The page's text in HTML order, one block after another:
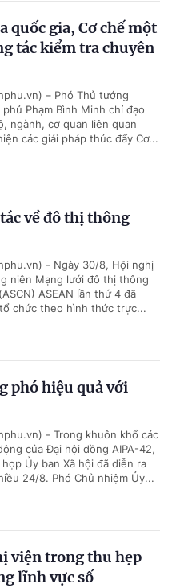
quốc gia, Cơ chế một
tác kiểm tra chuyên
– Phó Thủ tướng
phủ Phạm Bình Minh chỉ đạo
ngành, cơ quan liên quan
các giải pháp thúc đẩy Cơ...
về đô thị thông
- Ngày 30/8, Hội nghị
niên Mạng lưới đô thị thông
ASEAN lần thứ 4 đã
chức theo hình thức trực...
phó hiệu quả với
- Trong khuôn khổ các
của Đại hội đồng AIPA-42,
họp Ủy ban Xã hội đã diễn ra
24/8. Phó Chủ nhiệm Ủy...
viện trong thu hẹp
lĩnh vực số